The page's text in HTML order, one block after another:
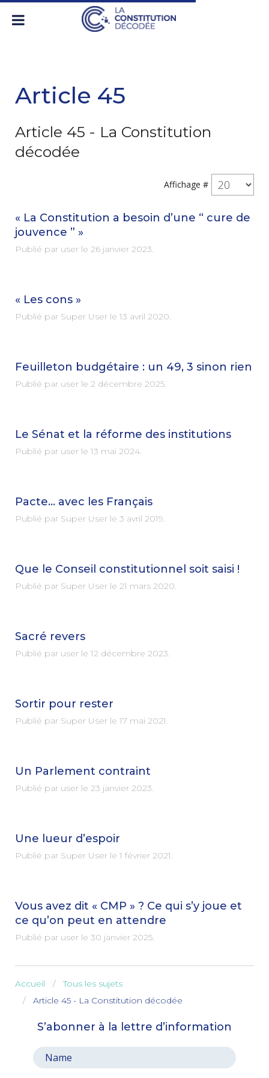
Article 45
Article 45 - La Constitution
décodée
Affichage #
« La Constitution a besoin d’une “ cure de
jouvence ” »
Publié par user le 26 janvier 2023.
« Les cons »
Publié par Super User le 13 avril 2020.
Feuilleton budgétaire : un 49, 3 sinon rien
Publié par user le 2 décembre 2025.
Le Sénat et la réforme des institutions
Publié par user le 13 mai 2024.
Pacte… avec les Français
Publié par Super User le 3 avril 2019.
Que le Conseil constitutionnel soit saisi !
Publié par Super User le 21 mars 2020.
Sacré revers
Publié par user le 12 décembre 2023.
Sortir pour rester
Publié par Super User le 17 mai 2021.
Un Parlement contraint
Publié par user le 23 janvier 2023.
Une lueur d’espoir
Publié par Super User le 1 février 2021.
Vous avez dit « CMP » ? Ce qui s’y joue et
ce qu’on peut en attendre
Publié par user le 30 janvier 2025.
Accueil
Tous les sujets
Article 45 - La Constitution décodée
S’abonner à la lettre d’information